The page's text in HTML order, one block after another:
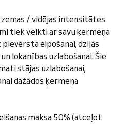
/ vidējas intensitātes
tiek veikti ar savu ķermeņa
elpošanai, dziļās
lokanības uzlabošanai. Šie
stājas uzlabošanai,
dažādos ķermeņa
maksa 50% (atceļot